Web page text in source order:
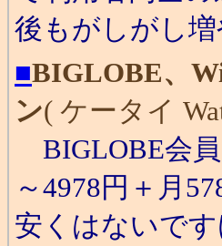
後もがしがし
■BIGLOBE、
ン( ケータイ
BIGLOBE会員
～4978円＋月
安くはないで